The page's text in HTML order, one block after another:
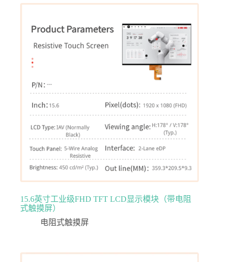
15.6英寸工业级FHD TFT LCD显示模块（带电阻
式触摸屏）
电阻式触摸屏